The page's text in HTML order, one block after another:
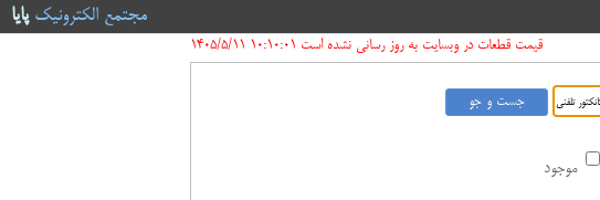
مجتمع الکترونیکپایا
قیمت قطعات در وبسایت به روز رسانی نشده است 10:10:01 1405/5/11
موجود